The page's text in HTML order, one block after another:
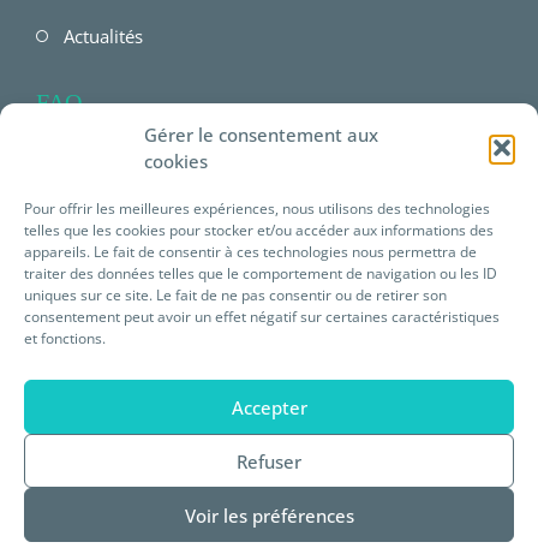
Gérer le consentement aux
cookies
Pour offrir les meilleures expériences, nous utilisons des technologies
telles que les cookies pour stocker et/ou accéder aux informations des
appareils. Le fait de consentir à ces technologies nous permettra de
traiter des données telles que le comportement de navigation ou les ID
uniques sur ce site. Le fait de ne pas consentir ou de retirer son
consentement peut avoir un effet négatif sur certaines caractéristiques
et fonctions.
Accepter
Refuser
Voir les préférences
Actualités
FAQ
FAQ Employeur
FAQ Salarié
FAQ offres Prévéam
Plateforme E-learning
Mentions légales
Statuts de Prévéam